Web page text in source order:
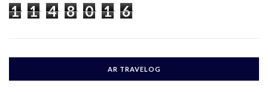
r
:1 1 4 8 0 1 6
AR TRAVELOG